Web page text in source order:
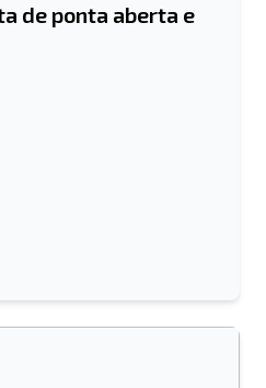
de ponta aberta e